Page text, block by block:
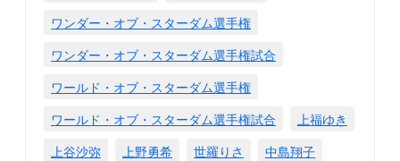
ワンダー・オブ・スターダム選手権
ワンダー・オブ・スターダム選手権試合
ワールド・オブ・スターダム選手権
ワールド・オブ・スターダム選手権試合
上福ゆき
上谷沙弥
上野勇希 世羅りさ
中島翔子